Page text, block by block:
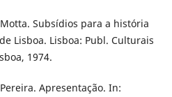
Subsídios para a história
Lisboa. Lisboa: Publ. Culturais
1974.
Apresentação. In: